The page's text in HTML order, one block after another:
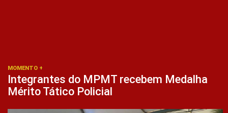
MOMENTO +
Integrantes do MPMT recebem Medalha
Mérito Tático Policial